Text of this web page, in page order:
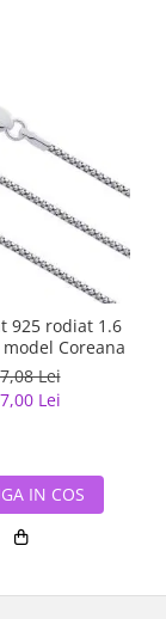
925 rodiat 1.6
Coreana
Lei
Lei
IN COS